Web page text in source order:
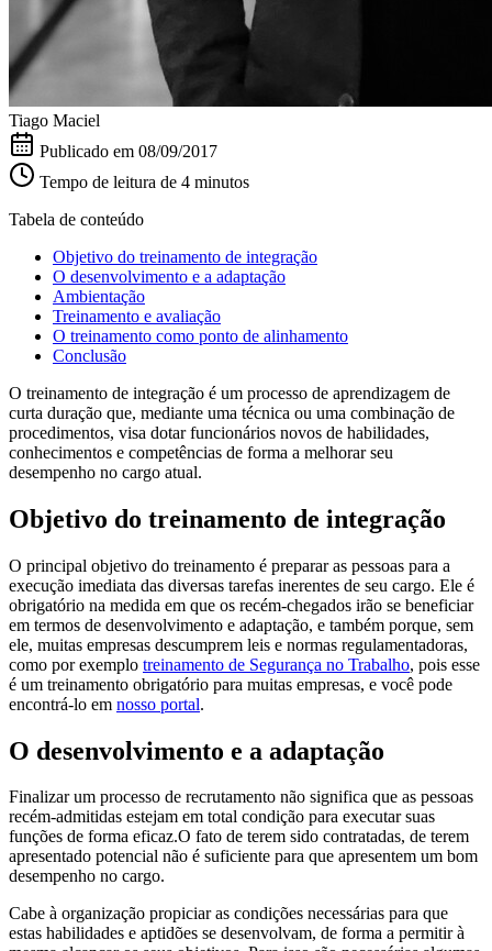
Tiago Maciel
Publicado em 08/09/2017
Tempo de leitura de 4 minutos
Tabela de conteúdo
Objetivo do treinamento de integração
O desenvolvimento e a adaptação
Ambientação
Treinamento e avaliação
O treinamento como ponto de alinhamento
Conclusão
O treinamento de integração é um processo de aprendizagem de
curta duração que, mediante uma técnica ou uma combinação de
procedimentos, visa dotar funcionários novos de habilidades,
conhecimentos e competências de forma a melhorar seu
desempenho no cargo atual.
Objetivo do treinamento de integração
O principal objetivo do treinamento é preparar as pessoas para a
execução imediata das diversas tarefas inerentes de seu cargo. Ele é
obrigatório na medida em que os recém-chegados irão se beneficiar
em termos de desenvolvimento e adaptação, e também porque, sem
ele, muitas empresas descumprem leis e normas regulamentadoras,
como por exemplo treinamento de Segurança no Trabalho, pois esse
é um treinamento obrigatório para muitas empresas, e você pode
encontrá-lo em nosso portal.
O desenvolvimento e a adaptação
Finalizar um processo de recrutamento não significa que as pessoas
recém-admitidas estejam em total condição para executar suas
funções de forma eficaz.O fato de terem sido contratadas, de terem
apresentado potencial não é suficiente para que apresentem um bom
desempenho no cargo.
Cabe à organização propiciar as condições necessárias para que
estas habilidades e aptidões se desenvolvam, de forma a permitir à